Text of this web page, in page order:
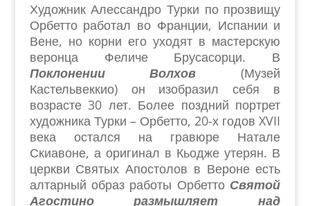
Художник Алессандро Турки по прозвищу
Орбетто работал во Франции, Испании и
Вене, но корни его уходят в мастерскую
веронца Феличе Брусасорци. В
Поклонении Волхов
(Музей
Кастельвеккио) он изобразил себя в
возрасте 30 лет. Более поздний портрет
художника Турки – Орбетто, 20-х годов XVII
века остался на гравюре Натале
Скиавоне, а оригинал в Кьодже утерян. В
церкви Святых Апостолов в Вероне есть
алтарный образ работы Орбетто Святой
Агостино размышляет над